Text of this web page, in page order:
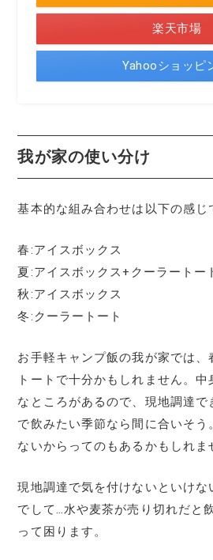
楽天市場
Yahooショッピ
我が家の使い分け
基本的な組み合わせは以下の感じ
春:アイスボックス
夏:アイスボックス+クーラートー
秋:アイスボックス
冬:クーラートート
お手軽キャンプ飯の我が家では
トートで十分かもしれません。
なところがあるので、現地調達で
で飲みたい季節なら間に合いそう
ないからってのもあるかもしれま
現地調達で気を付けないといけな
でして…水や麦茶が売り切れだと
って困ります。